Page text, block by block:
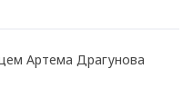
Артема Драгунова